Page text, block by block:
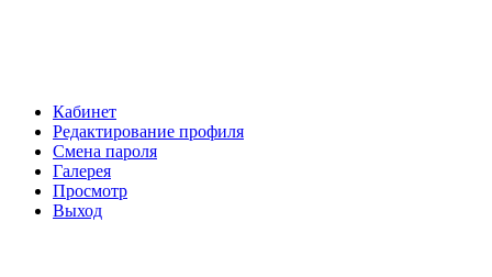
Кабинет
Редактирование профиля
Смена пароля
Галерея
Просмотр
Выход